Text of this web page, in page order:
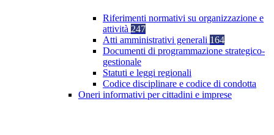
Riferimenti normativi su organizzazione e
attività 247
Atti amministrativi generali 164
Documenti di programmazione strategico-
gestionale
Statuti e leggi regionali
Codice disciplinare e codice di condotta
Oneri informativi per cittadini e imprese